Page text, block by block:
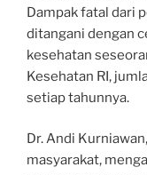
Dampak fatal dari
ditangani dengan
kesehatan
Kesehatan RI,
setiap tahunnya.
Dr. Andi
masyarakat,